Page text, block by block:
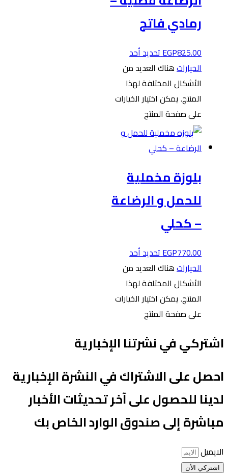
رمادي فاتح
EGP825.00
تحديد أحد
الخياراتهناك العديد من
الأشكال المختلفة لهذا
المنتج. يمكن اختيار الخيارات
على صفحة المنتج
بلوزة مخملية
للحمل و الرضاعة
– كحلي
EGP770.00
تحديد أحد
الخياراتهناك العديد من
الأشكال المختلفة لهذا
المنتج. يمكن اختيار الخيارات
على صفحة المنتج
في نشرتنا الإخبارية
على الاشتراك في النشرة الإخبارية
للحصول على آخر تحديثات الأخبار
إلى صندوق الوارد الخاص بك
اشتركي الأن